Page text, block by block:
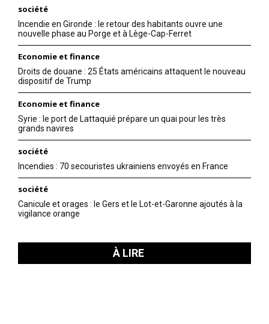
société
Incendie en Gironde : le retour des habitants ouvre une
nouvelle phase au Porge et à Lège-Cap-Ferret
Economie et finance
Droits de douane : 25 États américains attaquent le nouveau
dispositif de Trump
Economie et finance
Syrie : le port de Lattaquié prépare un quai pour les très
grands navires
société
Incendies : 70 secouristes ukrainiens envoyés en France
société
Canicule et orages : le Gers et le Lot-et-Garonne ajoutés à la
vigilance orange
À LIRE